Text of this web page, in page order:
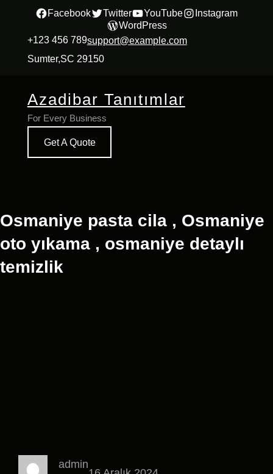
Facebook Twitter YouTube
Instagram
WordPress
+123 456 789support@example.com
Sumter,SC 29150
Azadibar Tanıtımlar
For Every Business
Get A Quote
Osmaniye pasta cila , Osmaniye
oto yıkama , osmaniye detaylı
temizlik
admin